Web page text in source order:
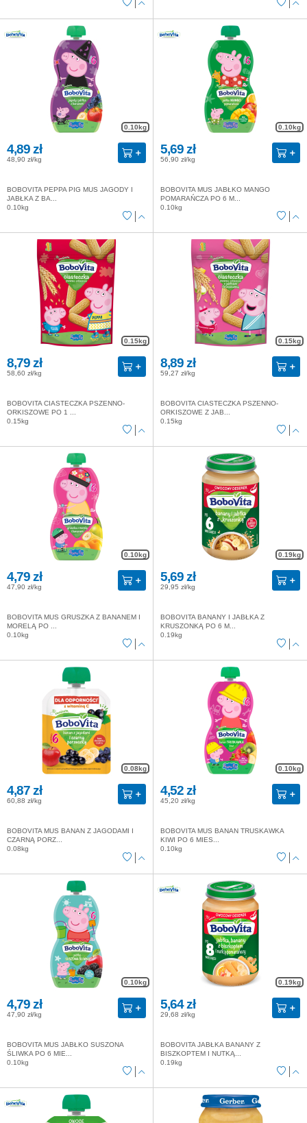
0.10kg
4,89 zł
48,90 zł/kg
BOBOVITA PEPPA PIG MUS JAGODY I
JABŁKA Z BA...
0.10kg
0.10kg
5,69 zł
56,90 zł/kg
BOBOVITA MUS JABŁKO MANGO
POMARAŃCZA PO 6 M...
0.10kg
0.15kg
8,79 zł
58,60 zł/kg
BOBOVITA CIASTECZKA PSZENNO-
ORKISZOWE PO 1 ...
0.15kg
0.15kg
8,89 zł
59,27 zł/kg
BOBOVITA CIASTECZKA PSZENNO-
ORKISZOWE Z JAB...
0.15kg
0.10kg
4,79 zł
47,90 zł/kg
BOBOVITA MUS GRUSZKA Z BANANEM I
MORELĄ PO ...
0.10kg
0.19kg
5,69 zł
29,95 zł/kg
BOBOVITA BANANY I JABŁKA Z
KRUSZONKĄ PO 6 M...
0.19kg
0.08kg
4,87 zł
60,88 zł/kg
BOBOVITA MUS BANAN Z JAGODAMI I
CZARNĄ PORZ...
0.08kg
0.10kg
4,52 zł
45,20 zł/kg
BOBOVITA MUS BANAN TRUSKAWKA
KIWI PO 6 MIES...
0.10kg
0.10kg
4,79 zł
47,90 zł/kg
BOBOVITA MUS JABŁKO SUSZONA
ŚLIWKA PO 6 MIE...
0.10kg
0.19kg
5,64 zł
29,68 zł/kg
BOBOVITA JABŁKA BANANY Z
BISZKOPTEM I NUTKĄ...
0.19kg